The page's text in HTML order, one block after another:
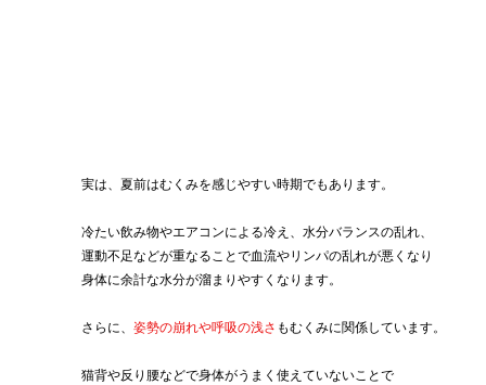
実は、夏前はむくみを感じやすい時期でもあります。
冷たい飲み物やエアコンによる冷え、水分バランスの乱れ、
運動不足などが重なることで血流やリンパの乱れが悪くなり
身体に余計な水分が溜まりやすくなります。
さらに、 姿勢の崩れや呼吸の浅さ もむくみに関係しています。
猫背や反り腰などで身体がうまく使えていないことで